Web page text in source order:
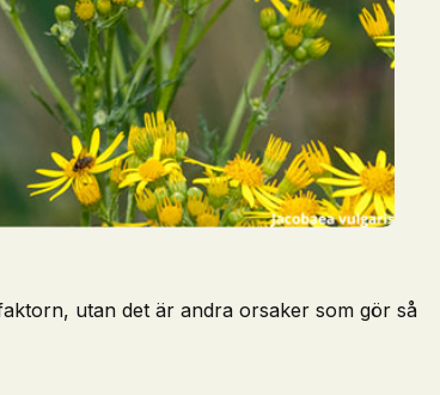
utan det är andra orsaker som gör så